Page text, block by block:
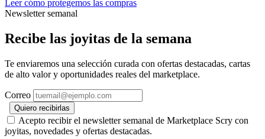
Leer cómo protegemos las compras
Newsletter semanal
Recibe las joyitas de la semana
Te enviaremos una selección curada con ofertas destacadas, cartas
de alto valor y oportunidades reales del marketplace.
Correo
Quiero recibirlas
Acepto recibir el newsletter semanal de Marketplace Scry con
joyitas, novedades y ofertas destacadas.